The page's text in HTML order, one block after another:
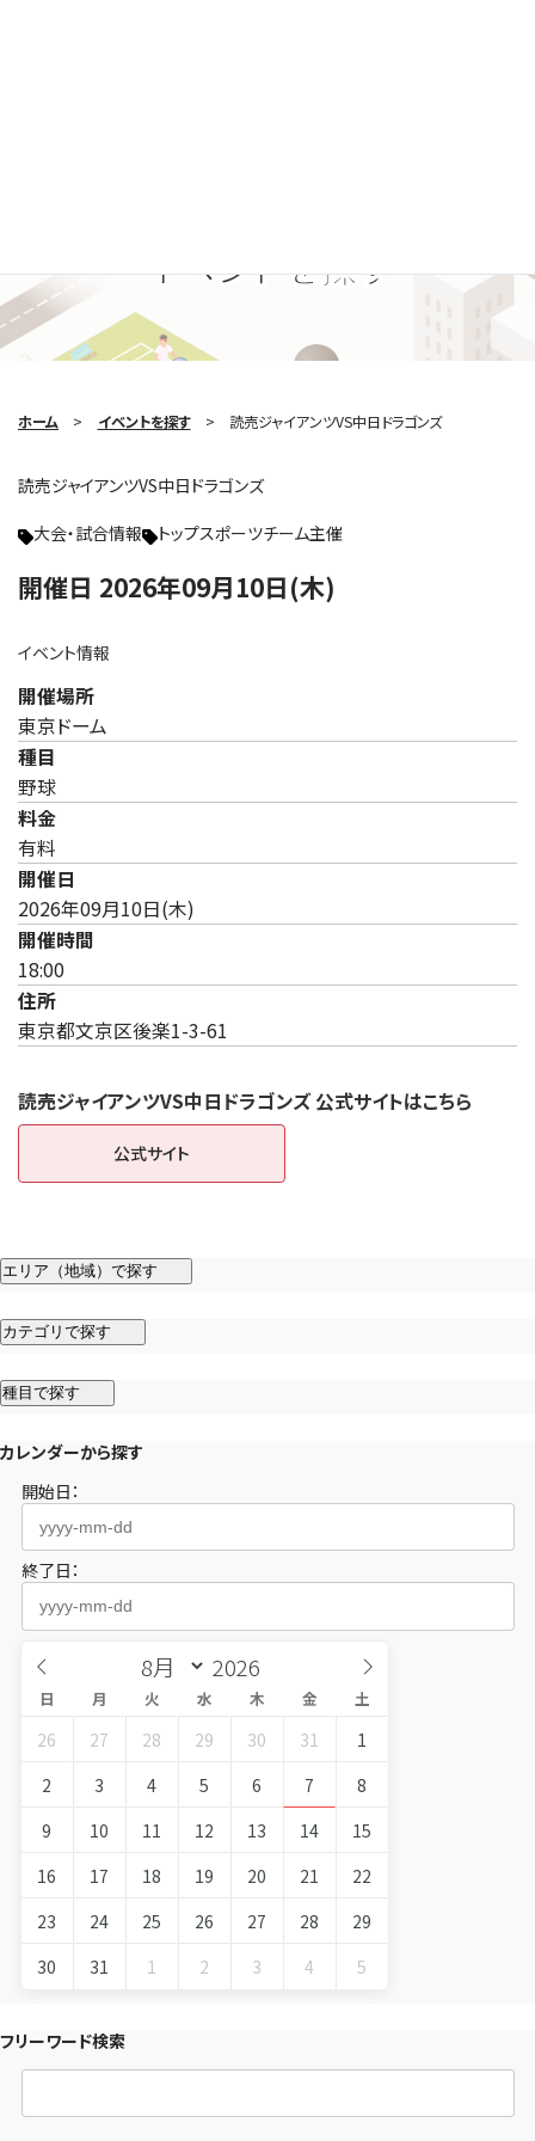
イベントを探す
ホーム イベントを探す 読売ジャイアンツVS中日ドラゴンズ
読売ジャイアンツVS中日ドラゴンズ
大会・試合情報
トップスポーツチーム主催
開催日 2026年09月10日(木)
イベント情報
開催場所
東京ドーム
種目
野球
料金
有料
開催日
2026年09月10日(木)
開催時間
18:00
住所
東京都文京区後楽1-3-61
読売ジャイアンツVS中日ドラゴンズ 公式サイトはこちら
公式サイト（新しいタブで開きます）
エリア（地域）で探す
カテゴリで探す
種目で探す
カレンダーから探す
開始日：
終了日：
日 月 火 水 木 金 土
26 27 28 29 30 31
1
2
3 4 5 6 7
8
9
10 11 12 13 14
15
16
17 18 19 20 21
22
23
24 25 26 27 28
29
30
31 1 2 3 4 5
フリーワード検索